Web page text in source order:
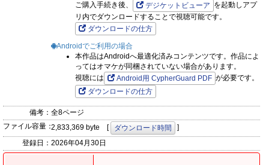
ご購入手続き後、
デジケットビューア を起動しアプ
リ内でダウンロードすることで視聴可能です。
ダウンロードの仕方
Androidでご利用の場合
本作品はAndroidへ最適化済みコンテンツです。作品によ
ってはオマケが同梱されていない場合があります。
視聴には
Android用 CypherGuard PDF が必要です。
ダウンロードの仕方
備考： 全8ページ
ファイル容量：2,833,369 byte [ ダウンロード時間
]
登録日： 2026年04月30日